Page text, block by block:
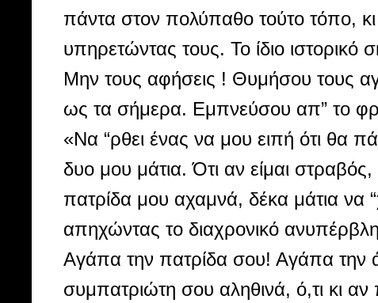
πάντα στον πολύπαθο τούτο τόπο,
υπηρετώντας τους. Το ίδιο ιστορικό
Mην τους αφήσεις ! Θυμήσου τους
ως τα σήμερα. Εμπνεύσου απ” το
«Να “ρθει ένας να μου ειπή ότι θα
δυο μου μάτια. Ότι αν είμαι
πατρίδα μου αχαμνά, δέκα μάτια να
απηχώντας το διαχρονικό
Αγάπα την πατρίδα σου! Αγάπα την
συμπατριώτη σου αληθινά, ό,τι κι αν